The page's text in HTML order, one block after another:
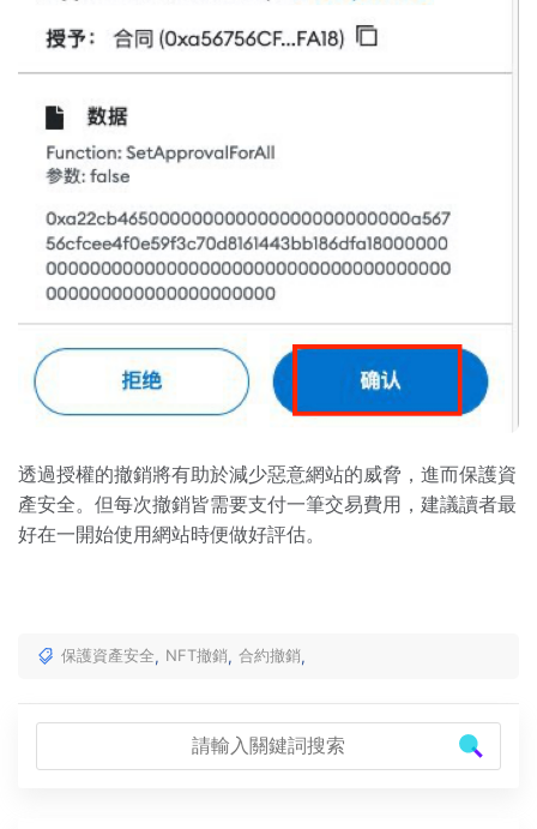
透過授權的撤銷將有助於減少惡意網站的威脅，進而保護資
產安全。但每次撤銷皆需要支付一筆交易費用，建議讀者最
好在一開始使用網站時便做好評估。
保護資產安全, NFT撤銷, 合約撤銷,